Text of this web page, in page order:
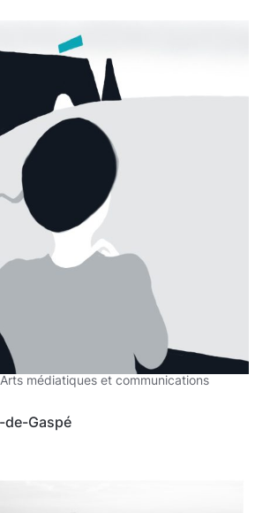
Arts médiatiques et communications
de-Gaspé